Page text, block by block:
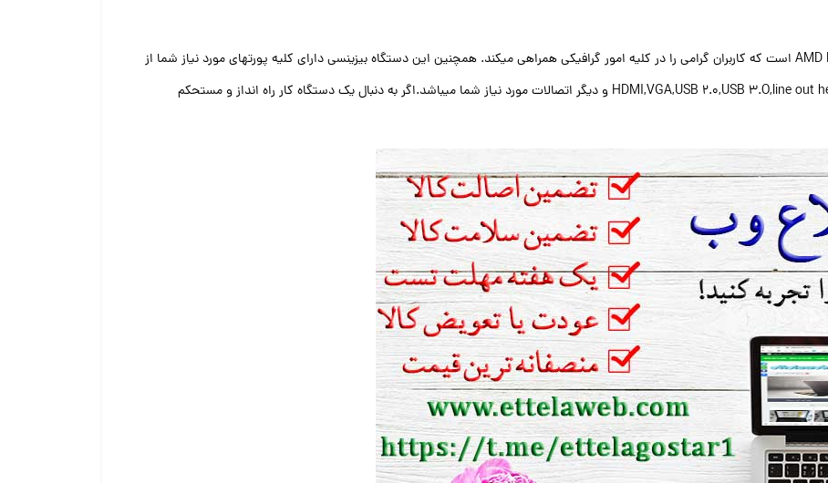
کارت گرافیک این لب تاب دست دوم AMD HD 7650M-2 GB است که کاربران گرامی را در کلیه امور گرافیکی همراهی میکند. همچنین این دستگاه بیزینسی دارای کلیه پورتهای مورد نیاز شما از
جمله HDMI,VGA,USB 2.0,USB 3.O,line out headphone,microphone,RJ-45,CARD READER و دیگر اتصالات مورد نیاز شما میباشد.اگر به دنبال یک دستگاه کار راه انداز و مستحکم